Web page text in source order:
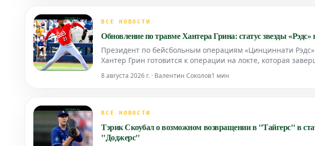
ВСЕ НОВОСТИ
Обновление по травме Хантера Грина: статус звезды
Президент по бейсбольным операциям «Цинциннати
Хантер Грин готовится к операции на локте, которая
8 августа 2026 г. · Валентин Соколов1 мин
ВСЕ НОВОСТИ
Тэрик Скоубал о возможном возвращении в "Тайгерс" в
"Доджерс"